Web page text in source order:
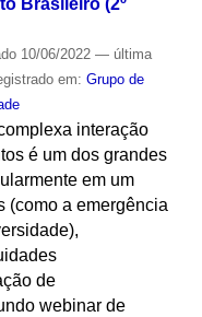
Brasileiro (2º
10/06/2022 — última
em: Grupo de
interação
é um dos grandes
em um
(como a emergência
de
webinar de